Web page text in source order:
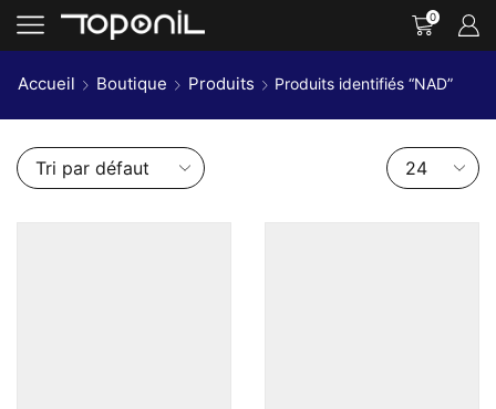
0
Accueil Boutique Produits Produits identifiés “NAD”
Nombre
de